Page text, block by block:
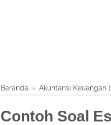
Beranda › Akuntansi Keuangan
Contoh Soal